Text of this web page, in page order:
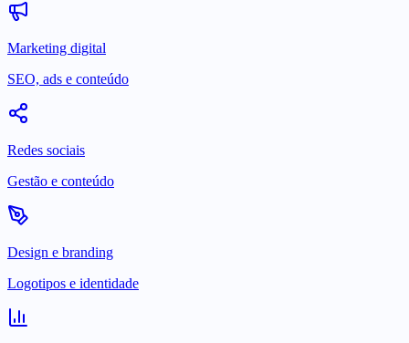
Marketing digital
SEO, ads e conteúdo
Redes sociais
Gestão e conteúdo
Design e branding
Logotipos e identidade